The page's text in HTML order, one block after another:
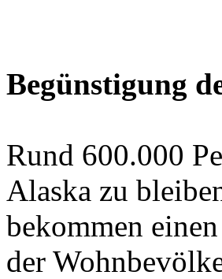
Begünstigung
Rund 600.000
Alaska zu
bekommen
der